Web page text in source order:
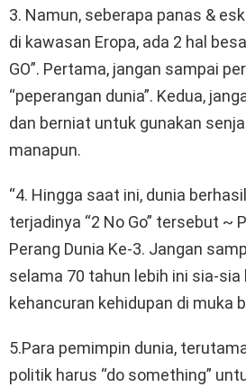
3. Namun, seberapa panas &
di kawasan Eropa, ada 2 hal
GO”. Pertama, jangan sampai
“peperangan dunia”. Kedua,
dan berniat untuk gunakan
manapun.
“4. Hingga saat ini, dunia
terjadinya “2 No Go” tersebut ~
Perang Dunia Ke-3. Jangan
selama 70 tahun lebih ini sia-sia
kehancuran kehidupan di muka
5.Para pemimpin dunia,
politik harus “do something”